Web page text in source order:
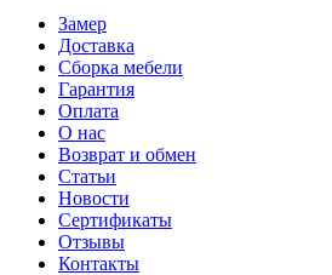
Замер
Доставка
Сборка мебели
Гарантия
Оплата
О нас
Возврат и обмен
Статьи
Новости
Сертификаты
Отзывы
Контакты